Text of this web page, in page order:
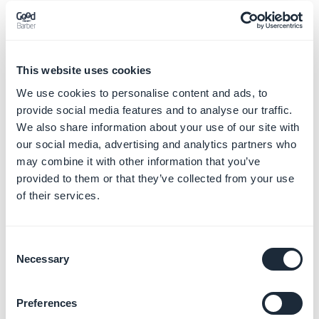
This website uses cookies
We use cookies to personalise content and ads, to
provide social media features and to analyse our traffic.
We also share information about your use of our site with
our social media, advertising and analytics partners who
may combine it with other information that you’ve
provided to them or that they’ve collected from your use
of their services.
Selection
Necessary
Preferences
El documento debe mencionar explícitamente al
Por ejemplo, si el nombre del desarrollador en la
cuenta de Google Play donde se publicará la
aplicación es Mr X., la carta debe mencionar "Mr X".
Si el nombre del desarrollador en la cuenta de Google
Play es la empresa XYZ, la carta debe mencionar "la
empresa XYZ".
enviar el documento a
Google Play ?
Una vez que tengas tu documento escrito,